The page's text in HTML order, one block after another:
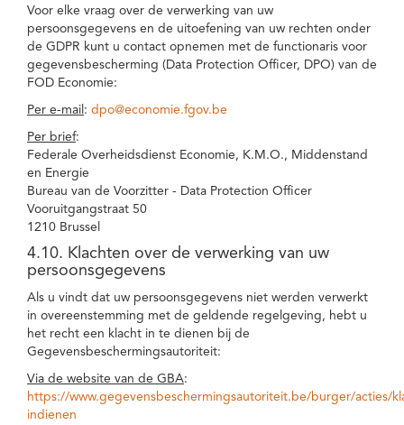
Voor elke vraag over de verwerking van uw
persoonsgegevens en de uitoefening van uw rechten onder
de GDPR kunt u contact opnemen met de functionaris voor
gegevensbescherming (Data Protection Officer, DPO) van de
FOD Economie:
Per e-mail : dpo@economie.fgov.be
Per brief:
Federale Overheidsdienst Economie, K.M.O., Middenstand
en Energie
Bureau van de Voorzitter - Data Protection Officer
Vooruitgangstraat 50
1210 Brussel
4.10. Klachten over de verwerking van uw
persoonsgegevens
Als u vindt dat uw persoonsgegevens niet werden verwerkt
in overeenstemming met de geldende regelgeving, hebt u
het recht een klacht in te dienen bij de
Gegevensbeschermingsautoriteit:
Via de website van de GBA:
https://www.gegevensbeschermingsautoriteit.be/burger/acties/
indienen